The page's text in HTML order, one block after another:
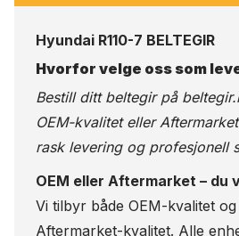
Hyundai R110-7 BELTEGIR
Hvorfor velge oss som
Bestill ditt beltegir på
OEM-kvalitet eller
rask levering og profesjonell
OEM eller Aftermarket – du
Vi tilbyr både OEM-kvalitet
Aftermarket-kvalitet. Alle